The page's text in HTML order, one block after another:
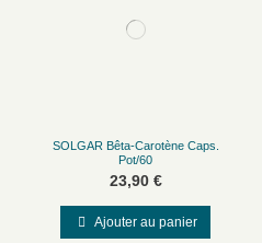
SOLGAR Bêta-Carotène Caps.
Pot/60
23,90 €
Ajouter au panier